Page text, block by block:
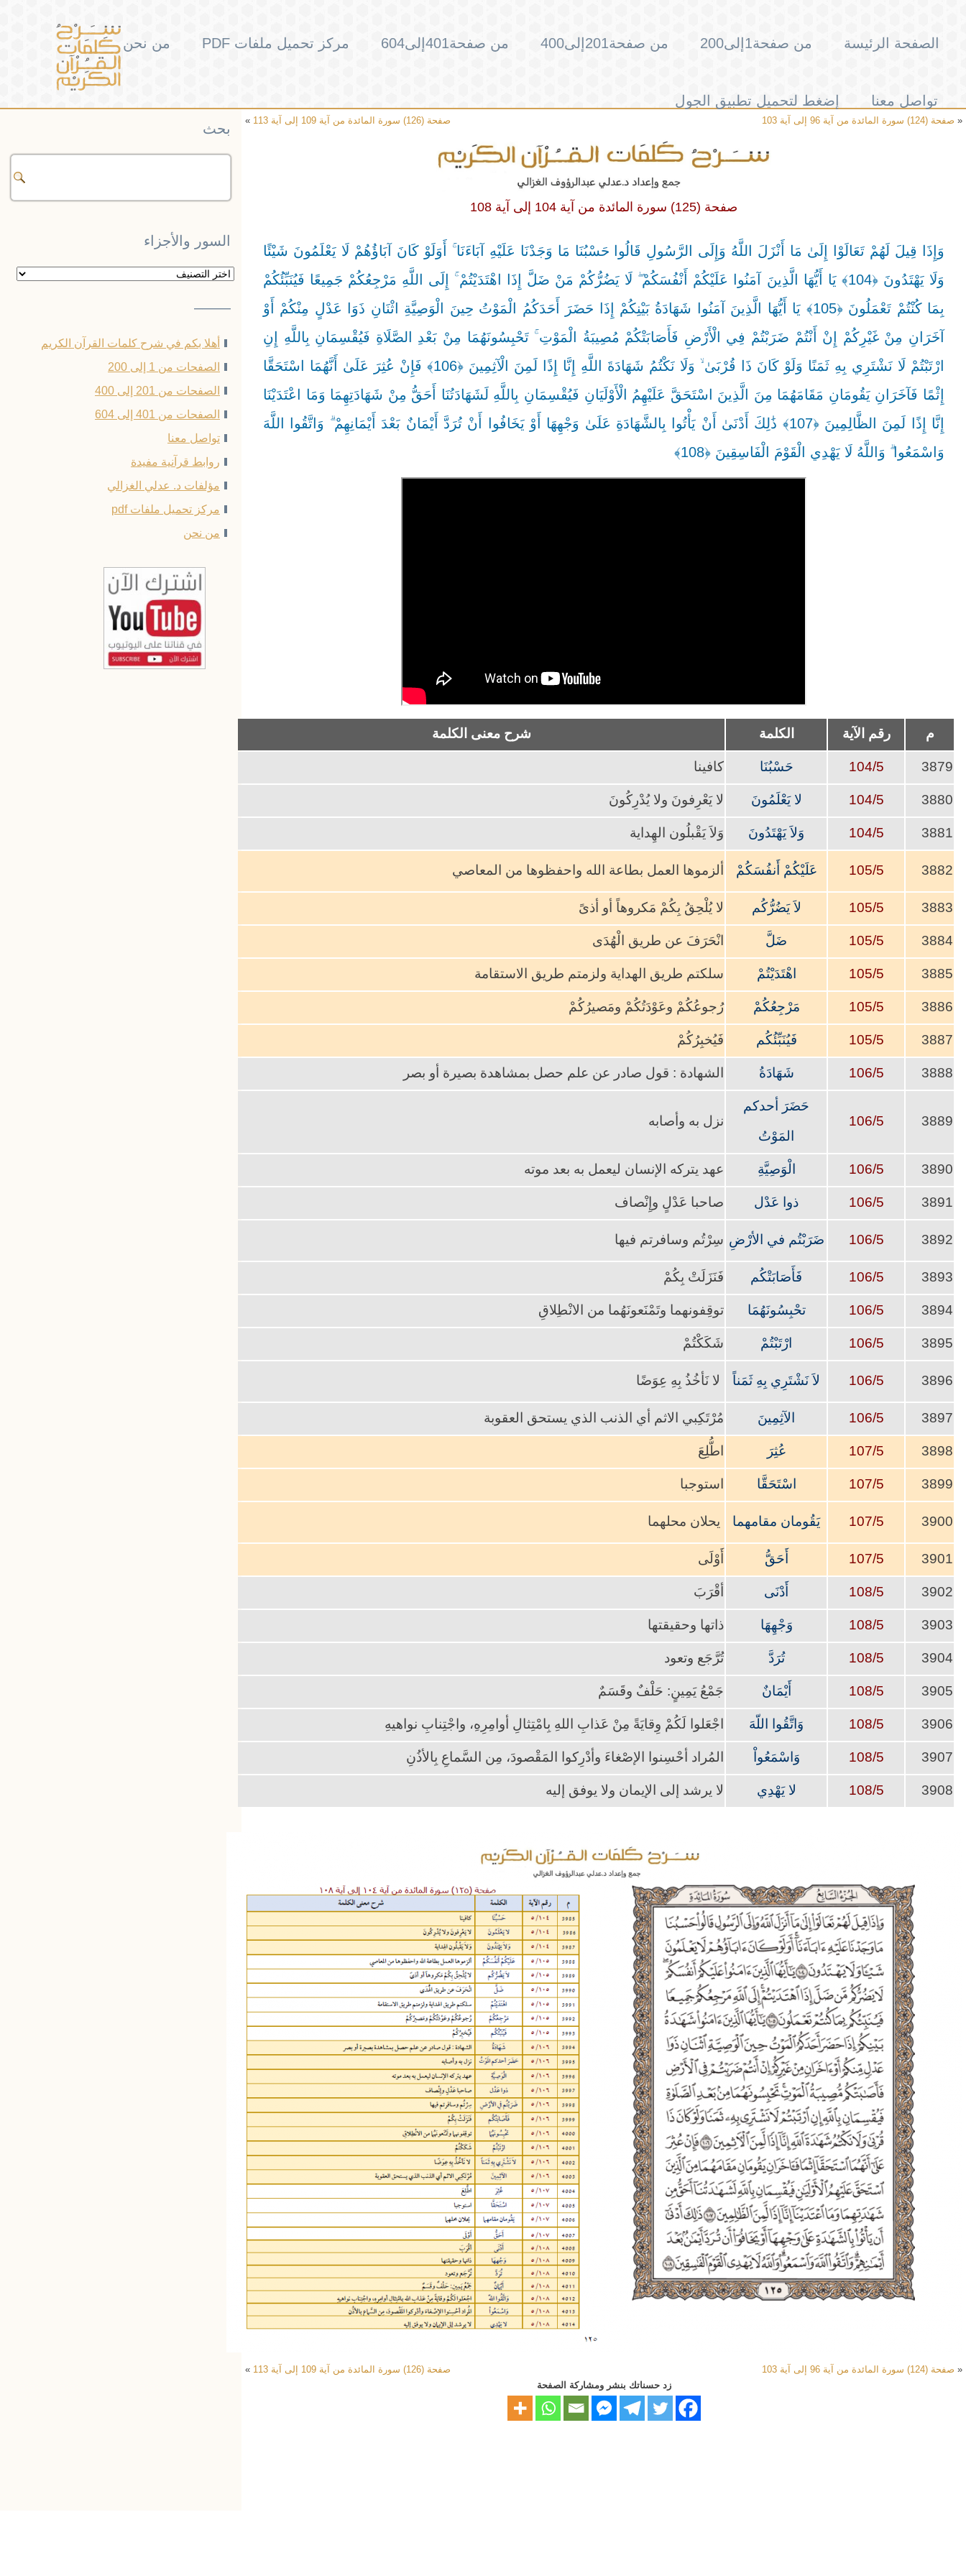
الصفحة الرئيسة من صفحة1إلى200 من صفحة201إلى400 من صفحة401إلى604 مركز تحميل ملفات PDF من نحن
تواصل معنا إضغط لتحميل تطبيق الجول
« صفحة (124) سورة المائدة من آية 96 إلى آية 103 صفحة (126) سورة المائدة من آية 109 إلى آية 113 »
صفحة (125) سورة المائدة من آية 104 إلى آية 108
وَإِذَا قِيلَ لَهُمْ تَعَالَوْا إِلَىٰ مَا أَنْزَلَ اللَّهُ وَإِلَى الرَّسُولِ قَالُوا حَسْبُنَا مَا وَجَدْنَا عَلَيْهِ آبَاءَنَا ۚ أَوَلَوْ كَانَ آبَاؤُهُمْ لَا يَعْلَمُونَ شَيْئًا
وَلَا يَهْتَدُونَ ﴿104﴾ يَا أَيُّهَا الَّذِينَ آمَنُوا عَلَيْكُمْ أَنْفُسَكُمْ ۖ لَا يَضُرُّكُمْ مَنْ ضَلَّ إِذَا اهْتَدَيْتُمْ ۚ إِلَى اللَّهِ مَرْجِعُكُمْ جَمِيعًا فَيُنَبِّئُكُمْ
بِمَا كُنْتُمْ تَعْمَلُونَ ﴿105﴾ يَا أَيُّهَا الَّذِينَ آمَنُوا شَهَادَةُ بَيْنِكُمْ إِذَا حَضَرَ أَحَدَكُمُ الْمَوْتُ حِينَ الْوَصِيَّةِ اثْنَانِ ذَوَا عَدْلٍ مِنْكُمْ أَوْ
آخَرَانِ مِنْ غَيْرِكُمْ إِنْ أَنْتُمْ ضَرَبْتُمْ فِي الْأَرْضِ فَأَصَابَتْكُمْ مُصِيبَةُ الْمَوْتِ ۚ تَحْبِسُونَهُمَا مِنْ بَعْدِ الصَّلَاةِ فَيُقْسِمَانِ بِاللَّهِ إِنِ
ارْتَبْتُمْ لَا نَشْتَرِي بِهِ ثَمَنًا وَلَوْ كَانَ ذَا قُرْبَىٰ ۙ وَلَا نَكْتُمُ شَهَادَةَ اللَّهِ إِنَّا إِذًا لَمِنَ الْآثِمِينَ ﴿106﴾ فَإِنْ عُثِرَ عَلَىٰ أَنَّهُمَا اسْتَحَقَّا
إِثْمًا فَآخَرَانِ يَقُومَانِ مَقَامَهُمَا مِنَ الَّذِينَ اسْتَحَقَّ عَلَيْهِمُ الْأَوْلَيَانِ فَيُقْسِمَانِ بِاللَّهِ لَشَهَادَتُنَا أَحَقُّ مِنْ شَهَادَتِهِمَا وَمَا اعْتَدَيْنَا
إِنَّا إِذًا لَمِنَ الظَّالِمِينَ ﴿107﴾ ذَٰلِكَ أَدْنَىٰ أَنْ يَأْتُوا بِالشَّهَادَةِ عَلَىٰ وَجْهِهَا أَوْ يَخَافُوا أَنْ تُرَدَّ أَيْمَانٌ بَعْدَ أَيْمَانِهِمْ ۗ وَاتَّقُوا اللَّهَ
وَاسْمَعُوا ۗ وَاللَّهُ لَا يَهْدِي الْقَوْمَ الْفَاسِقِينَ ﴿108﴾
م رقم الآية الكلمة شرح معنى الكلمة
3879
104/5 حَسْبُنَا كافينا
3880
104/5 لا يَعْلَمُونَ لا يَعْرِفونَ ولا يُدْرِكُونَ
3881
104/5 وَلاَ يَهْتَدُونَ وَلاَ يَقْبلُون الهِداية
3882
105/5 عَلَيْكُمْ أَنفُسَكُمْ ألزموها العمل بطاعة الله واحفظوها من المعاصي
3883
105/5 لاَ يَضُرُّكُم لا يُلْحِقُ بِكُمْ مَكروهاً أو أذىً
3884
105/5 ضَلَّ انْحَرَفَ عن طريق الْهُدَى
3885
105/5 اهْتَدَيْتُمْ سلكتم طريق الهداية ولزمتم طريق الاستقامة
3886
105/5 مَرْجِعُكُمْ رُجوعُكُمْ وعَوْدَتُكُمْ ومَصيرُكُمْ
3887
105/5 فَيُنَبِّئُكُم فَيُخبِرُكُمْ
3888
106/5 شَهَادَةُ الشهادة : قول صادر عن علم حصل بمشاهدة بصيرة أو بصر
3889
106/5
حَضَرَ أحدكم
المَوْتُ
نزل به وأصابه
3890
106/5 الْوَصِيَّةِ عهد يتركه الإنسان ليعمل به بعد موته
3891
106/5 ذوا عَدْل صاحبا عَدْلٍ وإِنْصاف
3892
106/5 ضَرَبْتُم في الأرْضِ سِرْتُم وسافرتم فيها
3893
106/5 فَأَصَابَتْكُم فَنَزَلَتْ بِكُمْ
3894
106/5 تحْبِسُونَهُمَا توقِفونهما وتَمْنَعونَهُما من الانْطِلاقِ
3895
106/5 ارْتَبْتُمْ شَكَكْتُمْ
3896
106/5 لاَ نَشْتَرِي بِهِ ثَمَناً لا نَأخُذُ بِهِ عِوَضًا
3897
106/5 الآثِمِينَ مُرْتَكِبي الاثم أي الذنب الذي يستحق العقوبة
3898
107/5 عُثِرَ اطُّلِعَ
3899
107/5 اسْتَحَقَّا استوجبا
3900
107/5 يَقُومان مقامهما يحلان محلهما
3901
107/5 أَحَقُّ أَوْلَى
3902
108/5 أَدْنَى أقْرَبَ
3903
108/5 وَجْهِهَا ذاتها وحقيقتها
3904
108/5 تُرَدَّ ‏تُرَّجَع وتعود
3905
108/5 أَيْمَانٌ جَمْعُ يَمِينٍ: حَلْفٌ وقَسَمٌ
3906
108/5 وَاتَّقُوا اللّهَ اجْعَلوا لَكُمْ وِقايَةً مِنْ عَذابِ اللهِ بِامْتِثالِ أوامِرِهِ، واجْتِنابِ نواهيهِ
3907
108/5 وَاسْمَعُواْ المُراد أحْسِنوا الإصْغاءَ وأدْرِكوا المَقْصودَ، مِن السَّماعِ بِالأذُنِ
3908
108/5 لا يَهْدِي لا يرشد إلى الإيمان ولا يوفق إليه
« صفحة (124) سورة المائدة من آية 96 إلى آية 103 صفحة (126) سورة المائدة من آية 109 إلى آية 113
»
زد حسناتك بنشر ومشاركة الصفحة
بحث
السور والأجزاء
السور
——–
أهلا بكم في شرح كلمات القرآن الكريم
الصفحات من 1 إلى 200
الصفحات من 201 إلى 400
الصفحات من 401 إلى 604
تواصل معنا
روابط قرآنية مفيدة
مؤلفات د. عدلي الغزالي
مركز تحميل ملفات pdf
من نحن